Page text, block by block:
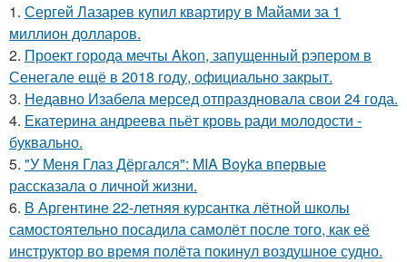
1. Сергей Лазарев купил квартиру в Майами за 1
миллион долларов.
2. Проект города мечты Akon, запущенный рэпером в
Сенегале ещё в 2018 году, официально закрыт.
3. Недавно Изабела мерсед отпраздновала свои 24 года.
4. Екатерина андреева пьёт кровь ради молодости -
буквально.
5. "У Меня Глаз Дёргался": MIA Boyka впервые
рассказала о личной жизни.
6. В Аргентине 22-летняя курсантка лётной школы
самостоятельно посадила самолёт после того, как её
инструктор во время полёта покинул воздушное судно.